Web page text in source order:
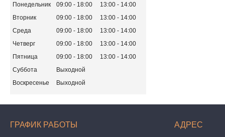
Понедельник 09:00 18:00 13:00
14:00
Вторник
09:00 18:00 13:00
14:00
Среда
09:00 18:00 13:00
14:00
Четверг
09:00 18:00 13:00
14:00
Пятница
09:00 18:00 13:00
14:00
Суббота
Выходной
Воскресенье
Выходной
ГРАФИК РАБОТЫ